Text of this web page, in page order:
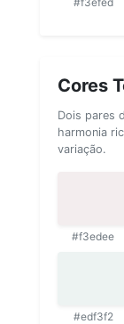
Cores
Dois pares
harmonia
variação.
#f3edee
#edf3f2